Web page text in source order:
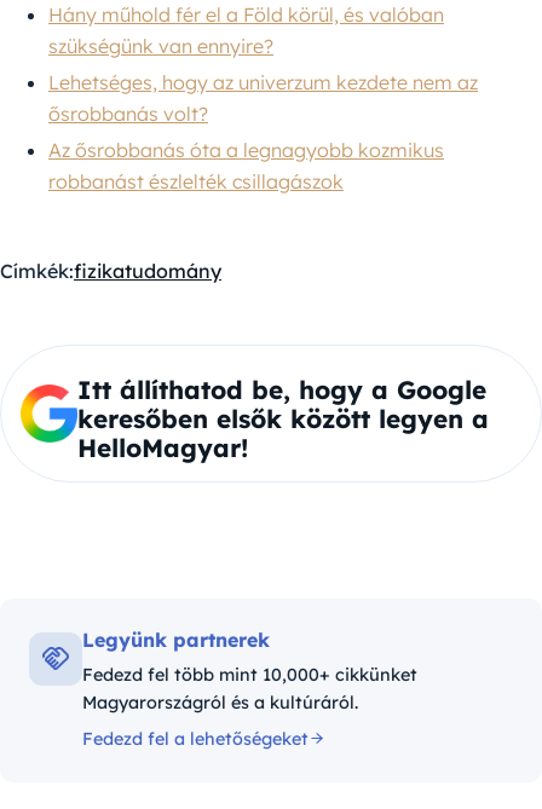
Hány műhold fér el a Föld körül, és valóban
szükségünk van ennyire?
Lehetséges, hogy az univerzum kezdete nem az
ősrobbanás volt?
Az ősrobbanás óta a legnagyobb kozmikus
robbanást észlelték csillagászok
Címkék:fizikatudomány
Itt állíthatod be, hogy a Google
keresőben elsők között legyen a
HelloMagyar!
Legyünk partnerek
Fedezd fel több mint 10,000+ cikkünket
Magyarországról és a kultúráról.
Fedezd fel a lehetőségeket